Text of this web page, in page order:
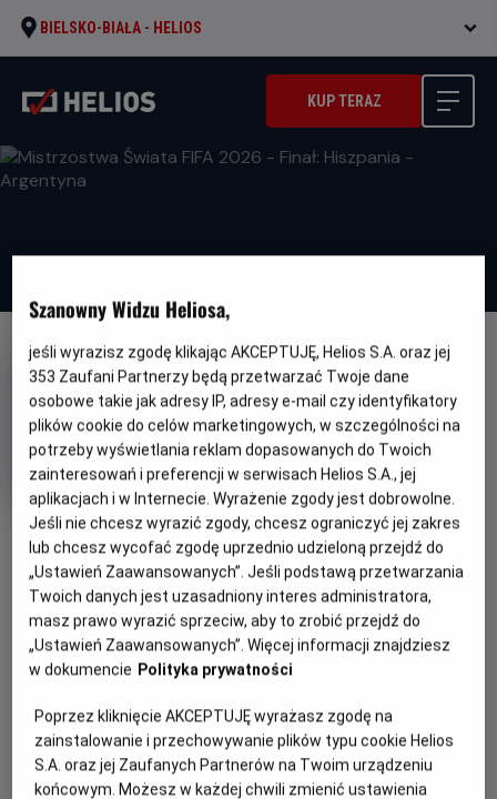
BIELSKO-BIAŁA - HELIOS
KUP TERAZ
OBSERWUJ
Mistrzostwa Świata FIFA 2026 -
Finał: Hiszpania - Argentyna
Oryginalny
tytuł
Mistrzostwa Świata FIFA 2026 - Finał
Sportowy
Czas
trwania
240 min
OPIS WYDARZENIA
Czas na najważniejszy mecz turnieju, który z
vs Ameryka. Hiszpania kontra Argentyna.
Która reprezentacja sięgnie po najcenniejsze trofeum
okaże się już w najbliższą niedzielę.
Szanowny Widzu Heliosa,
jeśli wyrazisz zgodę klikając AKCEPTUJĘ, Helios S.A. oraz jej
353 Zaufani Partnerzy będą przetwarzać Twoje dane
osobowe takie jak adresy IP, adresy e-mail czy identyfikatory
plików cookie do celów marketingowych, w szczególności na
potrzeby wyświetlania reklam dopasowanych do Twoich
zainteresowań i preferencji w serwisach Helios S.A., jej
aplikacjach i w Internecie. Wyrażenie zgody jest dobrowolne.
Jeśli nie chcesz wyrazić zgody, chcesz ograniczyć jej zakres
lub chcesz wycofać zgodę uprzednio udzieloną przejdź do
„Ustawień Zaawansowanych”. Jeśli podstawą przetwarzania
Twoich danych jest uzasadniony interes administratora,
masz prawo wyrazić sprzeciw, aby to zrobić przejdź do
„Ustawień Zaawansowanych”. Więcej informacji znajdziesz
w dokumencie Polityka prywatności
Poprzez kliknięcie AKCEPTUJĘ wyrażasz zgodę na
zainstalowanie i przechowywanie plików typu cookie Helios
S.A. oraz jej Zaufanych Partnerów na Twoim urządzeniu
końcowym. Możesz w każdej chwili zmienić ustawienia